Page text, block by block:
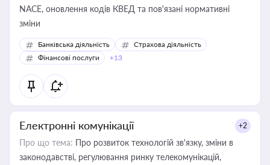
NACE, оновлення кодів КВЕД та пов'язані нормативні
зміни
Банківська діяльність
Страхова діяльність
Фінансові послуги
+13
Електронні комунікації +2
Про що тема: Про розвиток технологій зв'язку, зміни в
законодавстві, регулювання ринку телекомунікацій,